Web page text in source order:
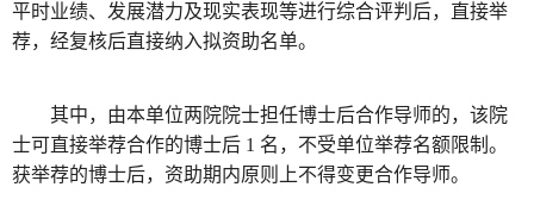
平时业绩、发展潜力及现实表现等进行综合评判后，直接举
荐，经复核后直接纳入拟资助名单。
其中，由本单位两院院士担任博士后合作导师的，该院
士可直接举荐合作的博士后 1 名，不受单位举荐名额限制。
获举荐的博士后，资助期内原则上不得变更合作导师。